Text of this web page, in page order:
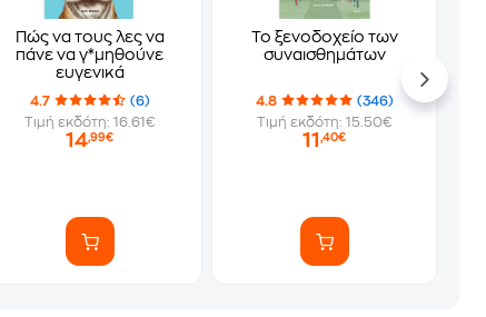
Πώς να τους λες να
πάνε να γ*μηθούνε
ευγενικά
4.7
(6)
Τιμή εκδότη: 16.61€
14,99€
Το ξενοδοχείο των
συναισθημάτων
4.8
(346)
Τιμή εκδότη: 15.50€
11,40€